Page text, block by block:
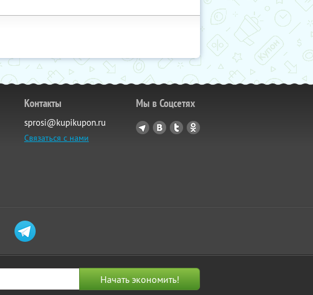
Контакты
sprosi@kupikupon.ru
Связаться с нами
Мы в Соцсетях